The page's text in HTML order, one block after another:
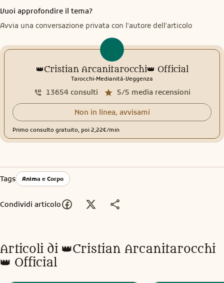
Vuoi approfondire il tema?
Avvia una conversazione privata con l'autore dell'articolo
👑Cristian Arcanitarocchi👑 Official
Tarocchi.Medianità.Veggenza
5/5 media recensioni
13654 consulti
Non in linea, avvisami
Primo consulto gratuito, poi 2,22€/min
Tags Anima e Corpo
Condividi articolo
Articoli di 👑Cristian Arcanitarocchi
👑 Official